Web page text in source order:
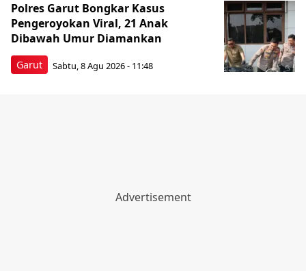
Garut
Polres Garut Bongkar Kasus
Pengeroyokan Viral, 21 Anak
Dibawah Umur Diamankan
Sabtu, 8 Agu 2026 - 11:48